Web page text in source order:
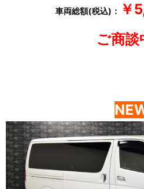
車両総額(税込)： ￥
ご商談